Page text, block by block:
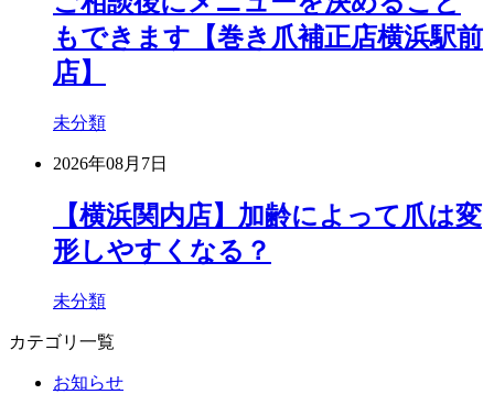
もできます【巻き爪補正店横浜駅前
店】
未分類
2026年08月7日
【横浜関内店】加齢によって爪は変
形しやすくなる？
未分類
カテゴリ一覧
お知らせ